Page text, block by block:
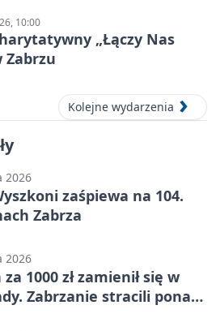
10:00
„Łączy Nas
Zabrzu
Kolejne wydarzenia
2026
zaśpiewa na 104.
Zabrza
2026
1000 zł zamienił się w
Zabrzanie stracili ponad